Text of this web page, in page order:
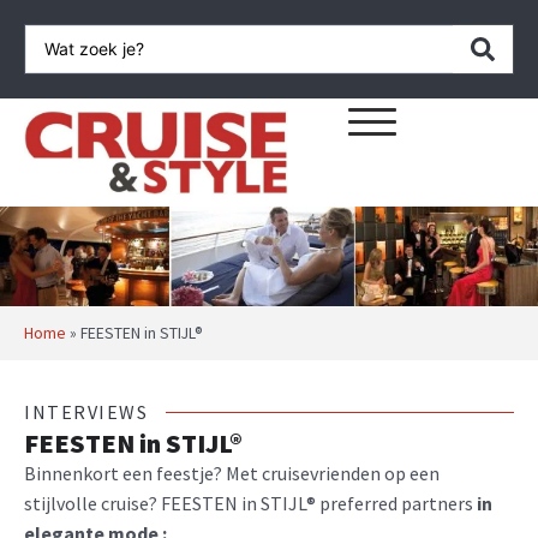
Home » FEESTEN in STIJL®
INTERVIEWS
FEESTEN in STIJL®
Binnenkort een feestje? Met cruisevrienden op een
stijlvolle cruise? FEESTEN in STIJL® preferred partners in